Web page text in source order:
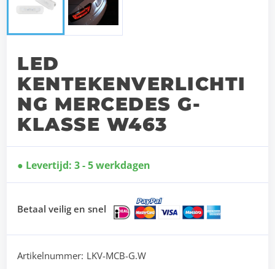
LED
KENTEKENVERLICHTI
NG MERCEDES G-
KLASSE W463
Levertijd: 3 - 5 werkdagen
Betaal veilig en snel
Artikelnummer: LKV-MCB-G.W